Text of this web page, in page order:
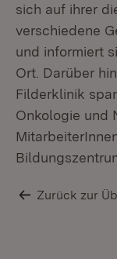
sich auf ihrer
verschiedene
und informiert
Ort. Darüber
Filderklinik
Onkologie und
Zurück zur